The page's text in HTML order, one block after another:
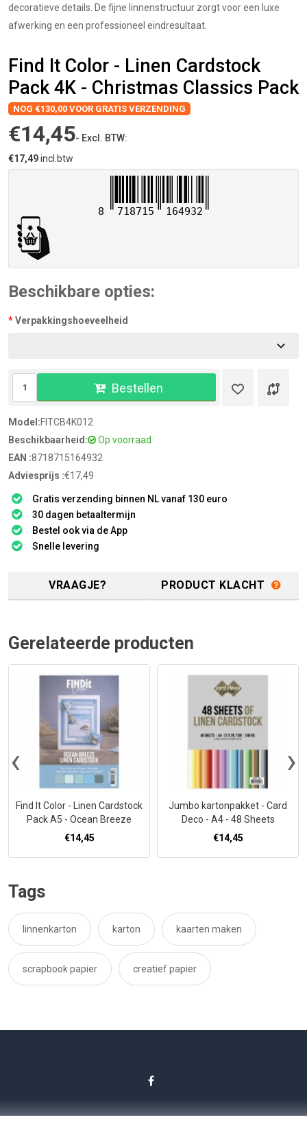
decoratieve details. De fijne linnenstructuur zorgt voor een luxe
afwerking en een professioneel eindresultaat.
Find It Color - Linen Cardstock
Pack 4K - Christmas Classics Pack
NOG €130,00 VOOR GRATIS VERZENDING
€14,45- Excl. BTW:
€17,49incl.btw
8 718715 164932
Beschikbare opties:
Verpakkingshoeveelheid
Bestellen
Model:FITCB4K012
Beschikbaarheid:
Op voorraad
EAN :8718715164932
Adviesprijs :€17,49
Gratis verzending binnen NL vanaf 130 euro
30 dagen betaaltermijn
Bestel ook via de App
Snelle levering
VRAAGJE? PRODUCT KLACHT
Gerelateerde producten
Find It Color - Linen Cardstock
Pack A5 - Ocean Breeze
€14,45
Jumbo kartonpakket - Card
Deco - A4 - 48 Sheets
€14,45
‹ ›
Tags
linnenkarton karton kaarten maken
scrapbook papier creatief papier